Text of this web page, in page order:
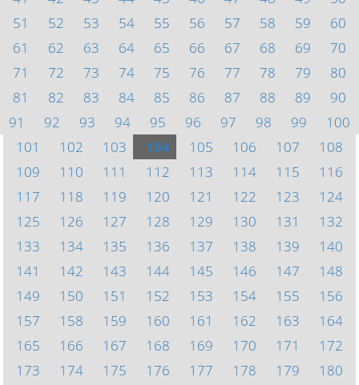
51
52 53 54 55 56 57 58 59
60
61
62 63 64 65 66 67 68 69
70
71
72 73 74 75 76 77 78 79
80
81
82 83 84 85 86 87 88 89
90
91
92 93 94 95 96 97 98 99
100
101
102 103 104 105 106 107
108
109
110 111 112 113 114 115
116
117
118 119 120 121 122 123
124
125
126 127 128 129 130 131
132
133
134 135 136 137 138 139
140
141
142 143 144 145 146 147
148
149
150 151 152 153 154 155
156
157
158 159 160 161 162 163
164
165
166 167 168 169 170 171
172
173
174 175 176 177 178 179
180